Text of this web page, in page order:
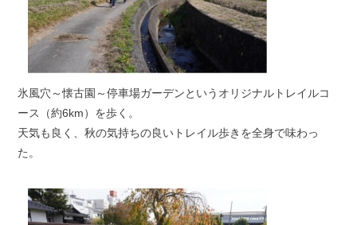
氷風穴～懐古園～停車場ガーデンというオリジナルトレイルコ
ース（約6km）を歩く。
天気も良く、秋の気持ちの良いトレイル歩きを全身で味わっ
た。